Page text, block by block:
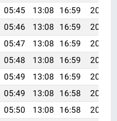
05:45 13:08 16:59
20:21
05:46 13:08 16:59
20:20
05:47 13:08 16:59
20:19
05:48 13:08 16:59
20:19
05:49 13:08 16:59
20:18
05:49 13:08 16:58
20:17
05:50 13:08 16:58
20:16